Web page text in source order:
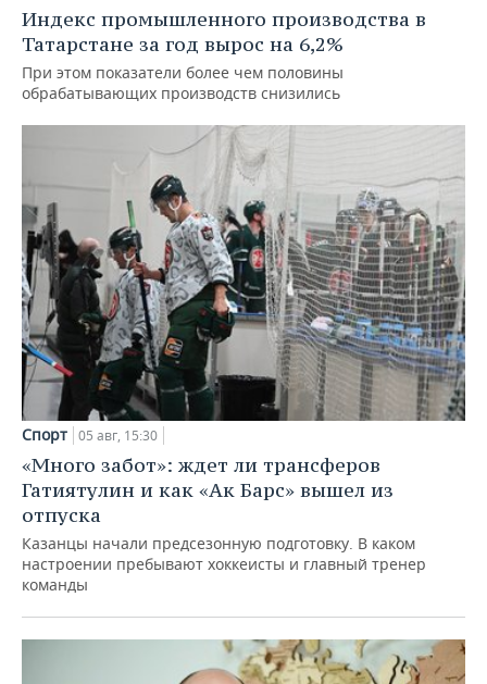
Индекс промышленного производства в
Татарстане за год вырос на 6,2%
При этом показатели более чем половины
обрабатывающих производств снизились
Спорт 05 авг, 15:30
«Много забот»: ждет ли трансферов
Гатиятулин и как «Ак Барс» вышел из
отпуска
Казанцы начали предсезонную подготовку. В каком
настроении пребывают хоккеисты и главный тренер
команды